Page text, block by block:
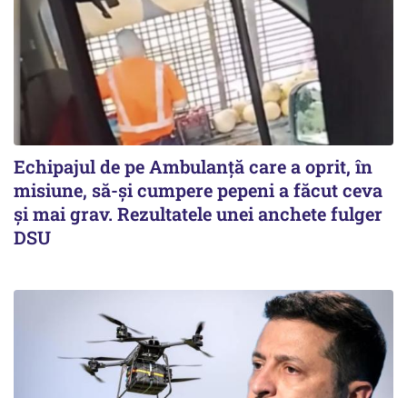
Echipajul de pe Ambulanță care a oprit, în
misiune, să-și cumpere pepeni a făcut ceva
și mai grav. Rezultatele unei anchete fulger
DSU